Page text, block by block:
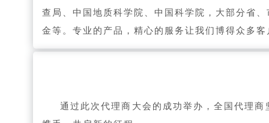
查局、中国地质科学院、中国科学院，大部分省
金等。专业的产品，精心的服务让我们博得众多
通过此次代理商大会的成功举办，全国代理